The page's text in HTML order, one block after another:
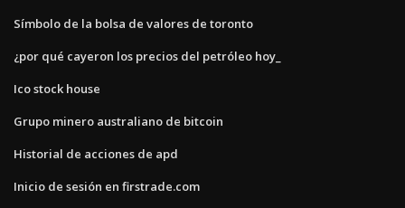
Símbolo de la bolsa de valores de toronto
¿por qué cayeron los precios del petróleo hoy_
Ico stock house
Grupo minero australiano de bitcoin
Historial de acciones de apd
Inicio de sesión en firstrade.com